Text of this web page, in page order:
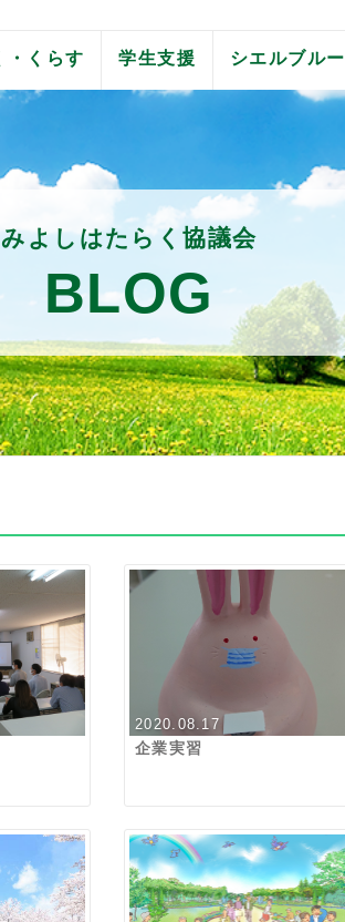
・くらす 学生支援 シエルブルー
みよしはたらく協議会
BLOG
2020.08.17
企業実習